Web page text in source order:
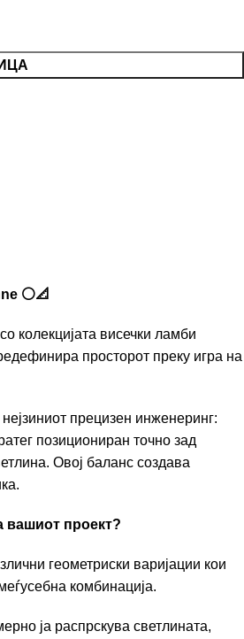
⚪📐
колекцијата висечки ламби
просторот преку игра на
прецизен инженеринг:
позициониран точно зад
Овој баланс создава
вашиот проект?
геометриски варијации кои
комбинација.
ја распрскува светлината,